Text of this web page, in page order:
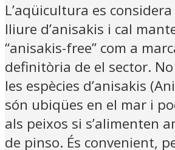
L’aqüicultura es
lliure d’anisakis i cal
“anisakis-free” com a
definitòria de el sector.
les espècies d’anisakis
són ubiqües en el mar i
als peixos si s’alimenten
de pinso. És convenient,